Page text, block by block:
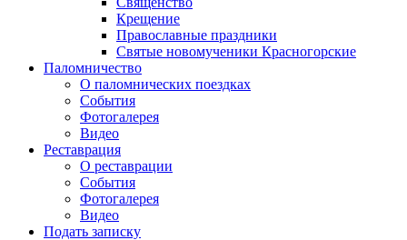
Крещение
Православные праздники
Святые новомученики Красногорские
Паломничество
О паломнических поездках
События
Фотогалерея
Видео
Реставрация
О реставрации
События
Фотогалерея
Видео
Подать записку